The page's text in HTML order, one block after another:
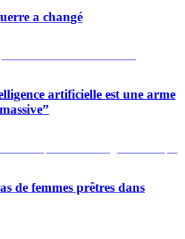
a changé
artificielle est une arme
de femmes prêtres dans